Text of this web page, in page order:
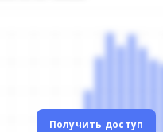
Получить доступ